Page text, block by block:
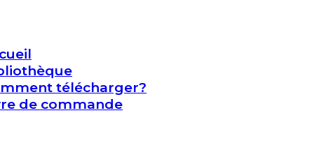
télécharger?
de commande